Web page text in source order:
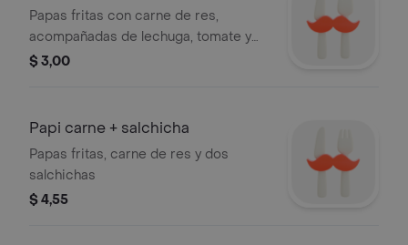
Papas fritas con carne de res,
acompañadas de lechuga, tomate y
cebolla encurtida.
$ 3,00
Papi carne + salchicha
Papas fritas, carne de res y dos
salchichas
$ 4,55